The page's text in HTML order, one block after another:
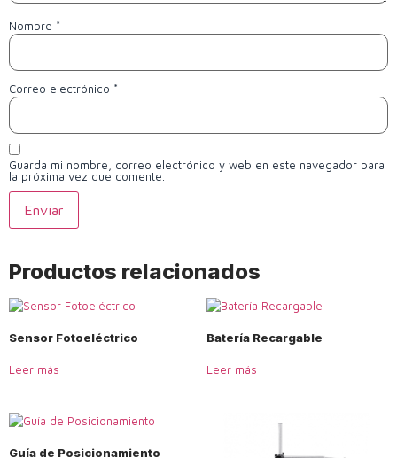
Nombre *
Correo electrónico *
Guarda mi nombre, correo electrónico y web en este navegador para
la próxima vez que comente.
Productos relacionados
Sensor Fotoeléctrico
Leer más
Batería Recargable
Leer más
Guía de Posicionamiento